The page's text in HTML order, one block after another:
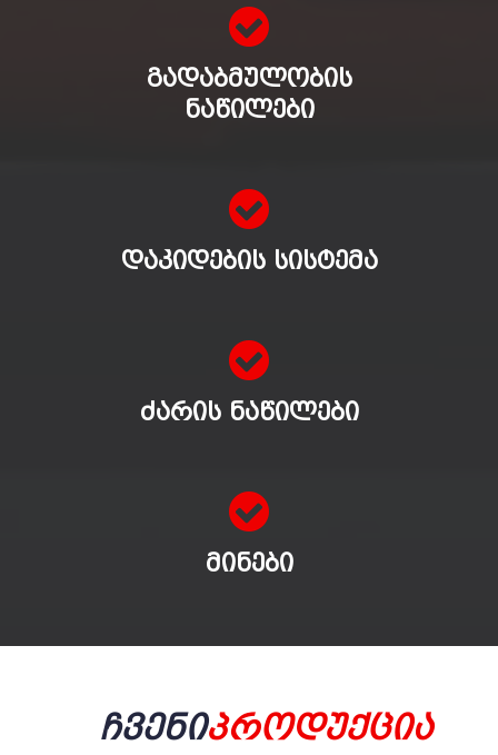
ᲒᲐᲓᲐᲑᲛᲣᲚᲝᲑᲘᲡ
ᲜᲐᲬᲘᲚᲔᲑᲘ
ᲓᲐᲙᲘᲓᲔᲑᲘᲡ ᲡᲘᲡᲢᲔᲛᲐ
ᲫᲐᲠᲘᲡ ᲜᲐᲬᲘᲚᲔᲑᲘ
ᲛᲘᲜᲔᲑᲘ
ᲩვენიᲞროდუქცია